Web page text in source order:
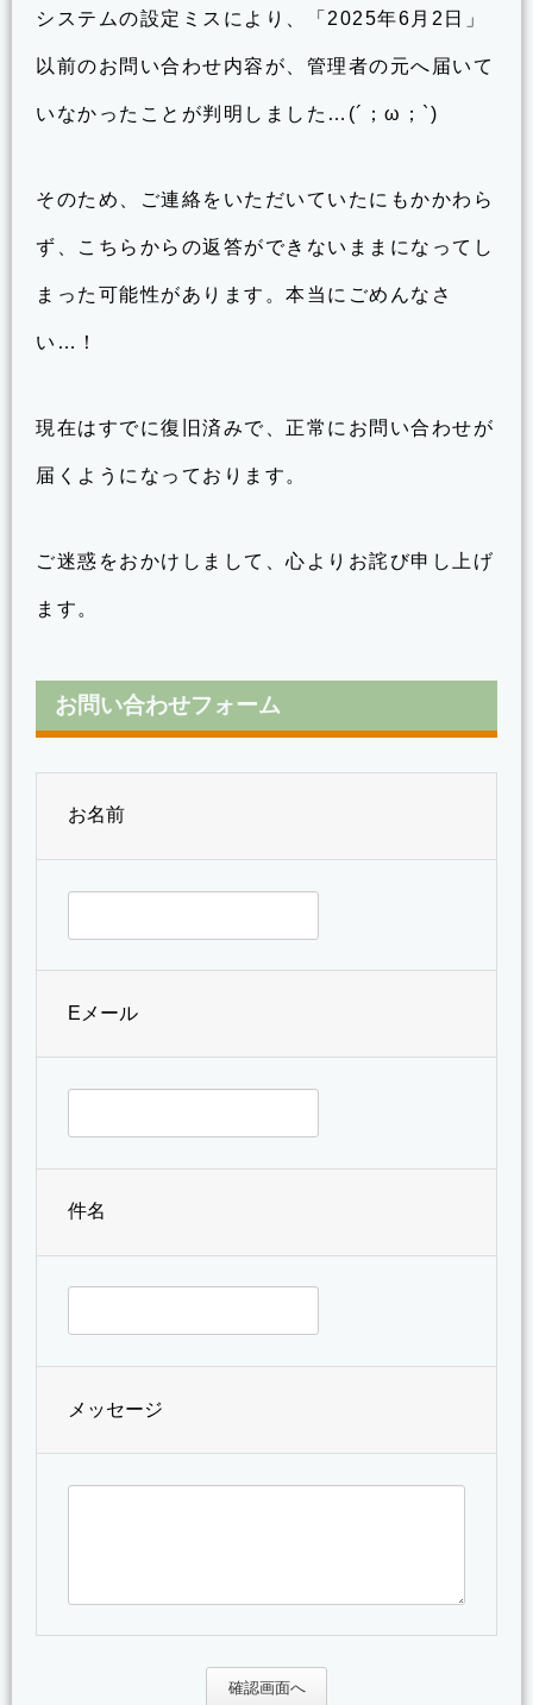
システムの設定ミスにより、「2025年6月2日」
以前のお問い合わせ内容が、管理者の元へ届いて
いなかったことが判明しました…(´；ω；`)
そのため、ご連絡をいただいていたにもかかわら
ず、こちらからの返答ができないままになってし
まった可能性があります。本当にごめんなさ
い…！
現在はすでに復旧済みで、正常にお問い合わせが
届くようになっております。
ご迷惑をおかけしまして、心よりお詫び申し上げ
ます。
お問い合わせフォーム
お名前
Eメール
件名
メッセージ
確認画面へ